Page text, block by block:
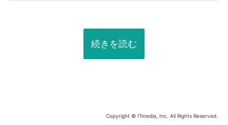
続きを読む
Copyright © ITmedia, Inc. All Rights Reserved.